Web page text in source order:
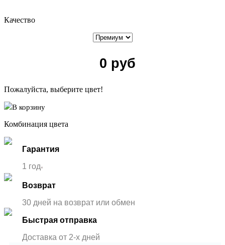
Качество
0 руб
Пожалуйста, выберите цвет!
В корзину
Комбинация цвета
Гарантия
1 год*
Возврат
30 дней на возврат или обмен
Быстрая отправка
Доставка от 2-x дней